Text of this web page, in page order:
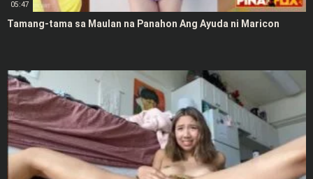
05:47
Tamang-tama sa Maulan na Panahon Ang Ayuda ni Maricon